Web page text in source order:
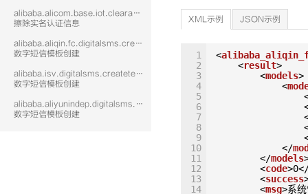
alibaba.alicom.base.iot.clearauth
擦除实名认证信息
alibaba.aliqin.fc.digitalsms.createtemplate
数字短信模板创建
alibaba.isv.digitalsms.createtemplate
数字短信模板创建
alibaba.aliyunindep.digitalsms.createtemplate
数字短信模板创建
XML示例 JSON示例
1
2
3
4
5
6
7
8
9
10
11
12
13
14
<
<result>
<models>
<
</
</models
<code
<success
<msg>系